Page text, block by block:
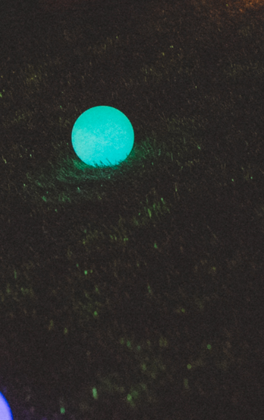
PARTNERIAI
TEATRO KASA
KARJERA IR SAVANORYSTĖ
PRISIJUNGTI - =